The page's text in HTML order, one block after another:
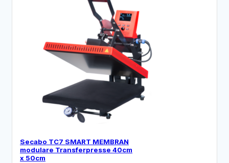
Secabo TC7 SMART MEMBRAN
modulare Transferpresse 40cm
x 50cm